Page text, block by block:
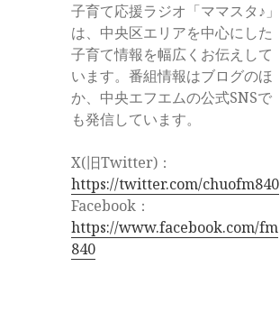
子育て応援ラジオ「ママスタ♪」
は、中央区エリアを中心にした
子育て情報を幅広くお伝えして
います。番組情報はブログのほ
か、中央エフエムの公式SNSで
も発信しています。
X(旧Twitter)：
https://twitter.com/chuofm840
Facebook：
https://www.facebook.com/fm
840